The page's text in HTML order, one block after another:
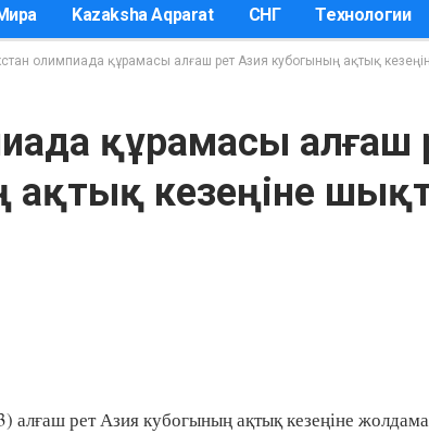
Kazaksha Aqparat СНГ Технологии
олимпиада құрамасы алғаш рет Азия кубогының ақтық
құрамасы алғаш
ақтық кезеңіне
алғаш рет Азия кубогының ақтық кезеңіне